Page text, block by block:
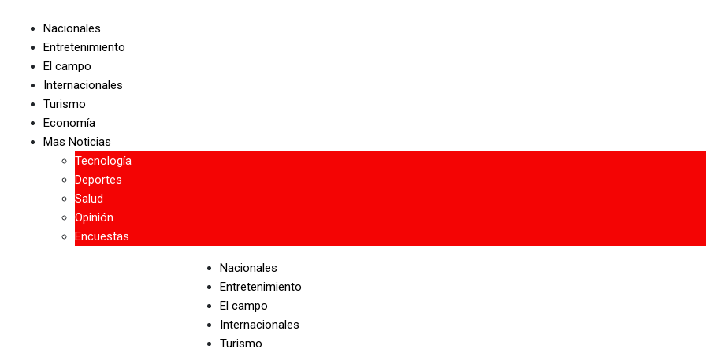
content
Nacionales
Entretenimiento
El campo
Internacionales
Turismo
Economía
Mas Noticias
Tecnología
Deportes
Salud
Opinión
Encuestas
Nacionales
Entretenimiento
El campo
Internacionales
Turismo